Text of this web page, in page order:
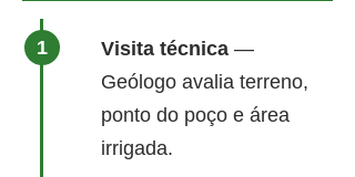
Visita técnica —
Geólogo avalia terreno,
ponto do poço e área
irrigada.